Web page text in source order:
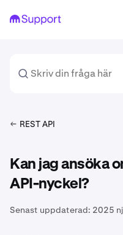
REST API
Kan jag ansöka
API-nyckel?
Senast uppdaterad: 2025